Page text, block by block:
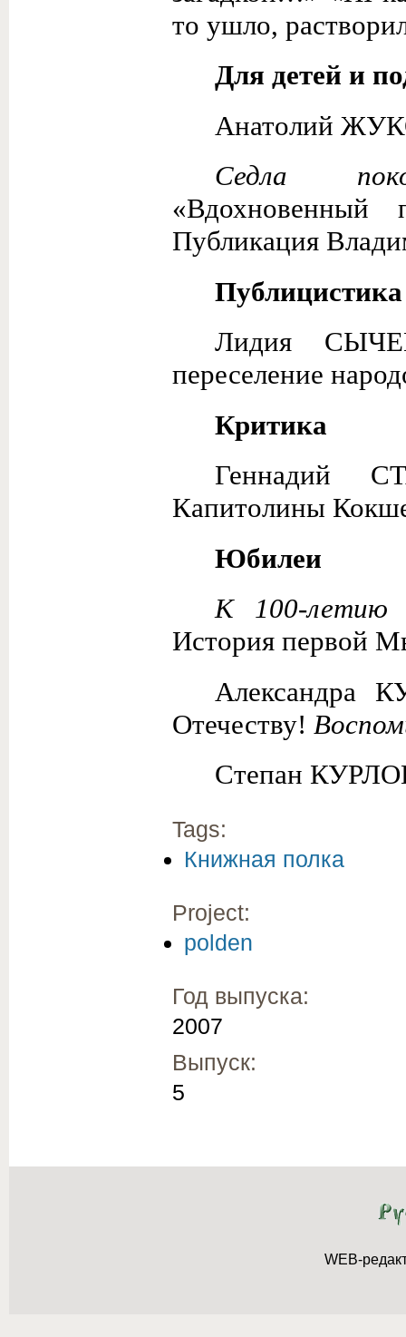
то ушло,
Для детей и
Анатолий
Седла
Публикация
Публицистика
Лидия
переселение
Критика
Геннадий
Капитолины
Юбилеи
К 100-летию
История пер­вой
Александра
Отечеству!
Степан
Tags:
Книжная полка
Project:
polden
Год выпуска:
2007
Выпуск:
5
WEB-